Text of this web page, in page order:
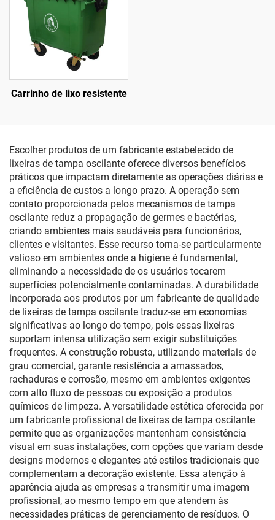
Carrinho de lixo resistente
Escolher produtos de um fabricante estabelecido de
lixeiras de tampa oscilante oferece diversos benefícios
práticos que impactam diretamente as operações diárias e
a eficiência de custos a longo prazo. A operação sem
contato proporcionada pelos mecanismos de tampa
oscilante reduz a propagação de germes e bactérias,
criando ambientes mais saudáveis para funcionários,
clientes e visitantes. Esse recurso torna-se particularmente
valioso em ambientes onde a higiene é fundamental,
eliminando a necessidade de os usuários tocarem
superfícies potencialmente contaminadas. A durabilidade
incorporada aos produtos por um fabricante de qualidade
de lixeiras de tampa oscilante traduz-se em economias
significativas ao longo do tempo, pois essas lixeiras
suportam intensa utilização sem exigir substituições
frequentes. A construção robusta, utilizando materiais de
grau comercial, garante resistência a amassados,
rachaduras e corrosão, mesmo em ambientes exigentes
com alto fluxo de pessoas ou exposição a produtos
químicos de limpeza. A versatilidade estética oferecida por
um fabricante profissional de lixeiras de tampa oscilante
permite que as organizações mantenham consistência
visual em suas instalações, com opções que variam desde
designs modernos e elegantes até estilos tradicionais que
complementam a decoração existente. Essa atenção à
aparência ajuda as empresas a transmitir uma imagem
profissional, ao mesmo tempo em que atendem às
necessidades práticas de gerenciamento de resíduos. O